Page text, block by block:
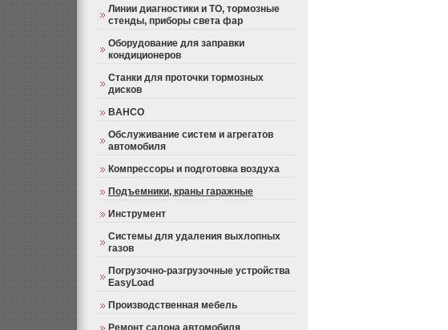
Линии диагностики и ТО, тормозные
стенды, приборы света фар
Оборудование для заправки
кондиционеров
Станки для проточки тормозных
дисков
BAHCO
Обслуживание систем и агрегатов
автомобиля
Компрессоры и подготовка воздуха
Подъемники, краны гаражные
Инструмент
Системы для удаления выхлопных
газов
Погрузочно-разгрузочные устройства
EasyLoad
Производственная мебель
Ремонт салона автомобиля